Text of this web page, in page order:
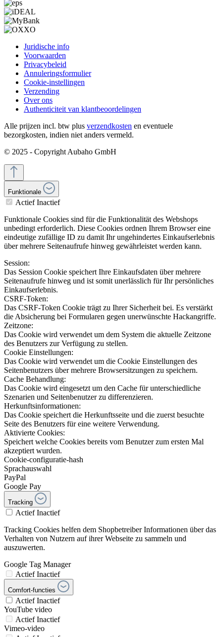
Juridische info
Voorwaarden
Privacybeleid
Annuleringsformulier
Cookie-instellingen
Verzending
Over ons
Authenticiteit van klantbeoordelingen
Alle prijzen incl. btw plus verzendkosten en eventuele
bezorgkosten, indien niet anders vermeld.
© 2025 - Copyright Aubaho GmbH
Funktionale
Actief Inactief
Funktionale Cookies sind für die Funktionalität des Webshops
unbedingt erforderlich. Diese Cookies ordnen Ihrem Browser eine
eindeutige zufällige ID zu damit Ihr ungehindertes Einkaufserlebnis
über mehrere Seitenaufrufe hinweg gewährleistet werden kann.
Session:
Das Session Cookie speichert Ihre Einkaufsdaten über mehrere
Seitenaufrufe hinweg und ist somit unerlässlich für Ihr persönliches
Einkaufserlebnis.
CSRF-Token:
Das CSRF-Token Cookie trägt zu Ihrer Sicherheit bei. Es verstärkt
die Absicherung bei Formularen gegen unerwünschte Hackangriffe.
Zeitzone:
Das Cookie wird verwendet um dem System die aktuelle Zeitzone
des Benutzers zur Verfügung zu stellen.
Cookie Einstellungen:
Das Cookie wird verwendet um die Cookie Einstellungen des
Seitenbenutzers über mehrere Browsersitzungen zu speichern.
Cache Behandlung:
Das Cookie wird eingesetzt um den Cache für unterschiedliche
Szenarien und Seitenbenutzer zu differenzieren.
Herkunftsinformationen:
Das Cookie speichert die Herkunftsseite und die zuerst besuchte
Seite des Benutzers für eine weitere Verwendung.
Aktivierte Cookies:
Speichert welche Cookies bereits vom Benutzer zum ersten Mal
akzeptiert wurden.
Cookie-configuratie-hash
Sprachauswahl
PayPal
Google Pay
Tracking
Actief Inactief
Tracking Cookies helfen dem Shopbetreiber Informationen über das
Verhalten von Nutzern auf ihrer Webseite zu sammeln und
auszuwerten.
Google Tag Manager
Actief Inactief
Comfort-functies
Actief Inactief
YouTube video
Actief Inactief
Vimeo-video